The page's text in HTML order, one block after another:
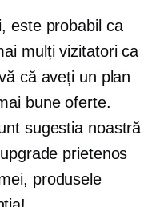
este probabil ca
mulți vizitatori ca
că aveți un plan
bune oferte.
sugestia noastră
prietenos
produsele